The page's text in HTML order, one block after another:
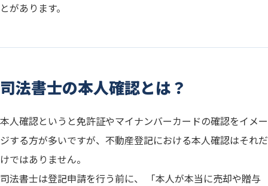
とがあります。
司法書士の本人確認とは？
本人確認というと免許証やマイナンバーカードの確認をイメー
ジする方が多いですが、不動産登記における本人確認はそれだ
けではありません。
司法書士は登記申請を行う前に、 「本人が本当に売却や贈与